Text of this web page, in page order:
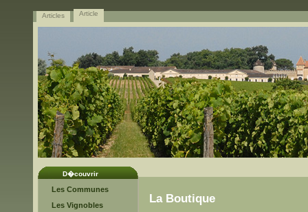
Articles Article
La Boutique
D�couvrir
Les Communes
Les Vignobles